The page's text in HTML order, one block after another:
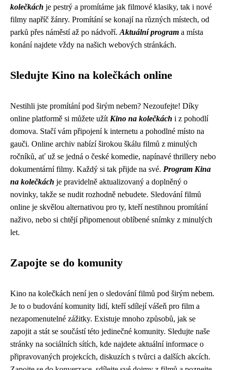
kolečkách je pestrý a promítáme jak filmové klasiky, tak i nové
filmy napříč žánry. Promítání se konají na různých místech, od
parků přes náměstí až po nádvoří. Aktuální program a místa
konání najdete vždy na našich webových stránkách.
Sledujte Kino na kolečkách online
Nestihli jste promítání pod širým nebem? Nezoufejte! Díky
online platformě si můžete užít Kino na kolečkách i z pohodlí
domova. Stačí vám připojení k internetu a pohodlné místo na
gauči. Online archiv nabízí širokou škálu filmů z minulých
ročníků, ať už se jedná o české komedie, napínavé thrillery nebo
dokumentární filmy. Každý si tak přijde na své. Program Kina
na kolečkách je pravidelně aktualizovaný a doplněný o
novinky, takže se nudit rozhodně nebudete. Sledování filmů
online je skvělou alternativou pro ty, kteří nestihnou promítání
naživo, nebo si chtějí připomenout oblíbené snímky z minulých
let.
Zapojte se do komunity
Kino na kolečkách není jen o sledování filmů pod širým nebem.
Je to o budování komunity lidí, kteří sdílejí vášeň pro film a
nezapomenutelné zážitky. Existuje mnoho způsobů, jak se
zapojit a stát se součástí této jedinečné komunity. Sledujte naše
stránky na sociálních sítích, kde najdete aktuální informace o
připravovaných projekcích, diskuzích s tvůrci a dalších akcích.